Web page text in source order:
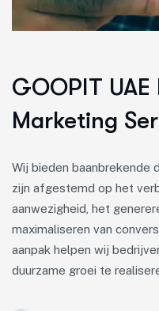
GOOPIT
Marketing
Wij bieden baanbrekende
zijn afgestemd op het
aanwezigheid, het
maximaliseren van
aanpak helpen wij
duurzame groei te